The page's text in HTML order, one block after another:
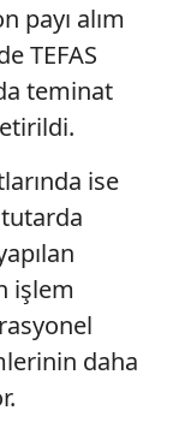
payı alım
TEFAS
teminat
ise
tutarda
işlem
daha